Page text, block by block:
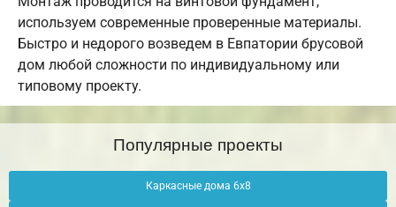
используем современные проверенные материалы.
Быстро и недорого возведем в Евпатории брусовой
дом любой сложности по индивидуальному или
типовому проекту.
Популярные проекты
Каркасные дома 6х8